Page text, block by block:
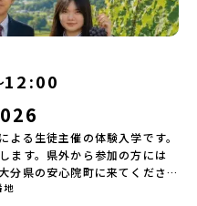
ご連絡いたします。又、最少催
3週間前までに催行中止の旨を
あるご質問その他、よくある
さい。運営団体について＜プ
育魅力化プラットフォーム＞
地域・社会をつくる」という
に設立した教育事業団体で
ら、中学卒業後に地域の枠を
合った地域・学校で1〜3年間
らい留学」をはじめとした、
けています。名 称：一般財
ーム設 立：2017年3月代表
に必ずご確認ください・参加
込みいただく前に、「お申し
お申込みいただいた方の中か
途に、お申し込み時に記入い
落選メール」をお送りいたし
「当選確認フォーム」に３日
提出をもって参加確定とさせ
期日までにご回答いただけな
ただきます。当選取り消しが
絡させていただきます。登録
は下記の地域みらい留学公式
グラム説明会〜「出水市・出
したい方へ〜全体説明を聞い
するの？」「どんな町な
です。出水市ならではの豊か
をたっぷりとお伝えします。
容： 出水市ってどんなとこ
申し込み：https://c-
ぞ！「はじめての一人旅だ
の？」そんな保護者様の不安
スタッフが直接お答えしま
、ぜひご自宅からリラックス
校の特徴は「地域と一体にな
チカラを大切にしている」こ
取り組むユニークな高校で
実践的な探究やフィールドワ
、そんなエネルギッシュに活
をしながら、町の文化・料理
もつことができる絶好の機
体験をぜひ楽しんでください
ラム内容（予定）＜1日目＞
熱染色・発電所見学」 -八幡
い！」「大自然と生き物が好
来の可能性をもっとひらきた
すめ！「おためし地域留学体
、地域の枠を超えて学校生活
できるプログラムです。はじ
タッフがしっかりとサポート
海道 標津町（しべつちょ
しべつちょう）は人口 約
のは北方領土の国後島（くな
れている秘境・知床半島（し
い野鳥の宝庫である野付半島
でき、ミルクの里の牧草地が
12:00
よる生徒主催の体験入学です。
ます。県外から参加の方には
分県の安心院町に来てくださ
地